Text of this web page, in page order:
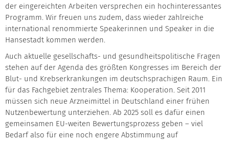
der eingereichten Arbeiten versprechen ein hochinteressantes
Programm. Wir freuen uns zudem, dass wieder zahlreiche
international renommierte Speakerinnen und Speaker in die
Hansestadt kommen werden.
Auch aktuelle gesellschafts- und gesundheitspolitische Fragen
stehen auf der Agenda des größten Kongresses im Bereich der
Blut- und Krebserkrankungen im deutschsprachigen Raum. Ein
für das Fachgebiet zentrales Thema: Kooperation. Seit 2011
müssen sich neue Arzneimittel in Deutschland einer frühen
Nutzenbewertung unterziehen. Ab 2025 soll es dafür einen
gemeinsamen EU-weiten Bewertungsprozess geben – viel
Bedarf also für eine noch engere Abstimmung auf